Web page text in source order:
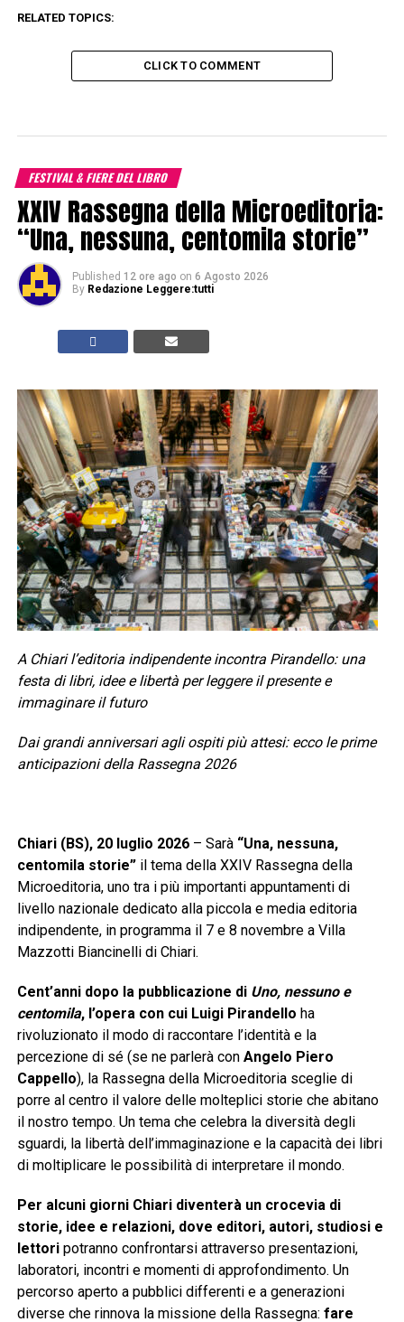
RELATED TOPICS:
CLICK TO COMMENT
FESTIVAL & FIERE DEL LIBRO
XXIV Rassegna della Microeditoria:
“Una, nessuna, centomila storie”
Published 12 ore ago on 6 Agosto 2026
By Redazione Leggere:tutti
A Chiari l’editoria indipendente incontra Pirandello: una
festa di libri, idee e libertà per leggere il presente e
immaginare il futuro
Dai grandi anniversari agli ospiti più attesi: ecco le prime
anticipazioni della Rassegna 2026
Chiari (BS), 20 luglio 2026– Sarà “Una, nessuna,
centomila storie”il tema della XXIV Rassegna della
Microeditoria, uno tra i più importanti appuntamenti di
livello nazionale dedicato alla piccola e media editoria
indipendente, in programma il 7 e 8 novembre a Villa
Mazzotti Biancinelli di Chiari.
Cent’anni dopo la pubblicazione di Uno, nessuno e
centomila, l’opera con cui Luigi Pirandello ha
rivoluzionato il modo di raccontare l’identità e la
percezione di sé (se ne parlerà con Angelo Piero
Cappello), la Rassegna della Microeditoria sceglie di
porre al centro il valore delle molteplici storie che abitano
il nostro tempo. Un tema che celebra la diversità degli
sguardi, la libertà dell’immaginazione e la capacità dei libri
di moltiplicare le possibilità di interpretare il mondo.
Per alcuni giorni Chiari diventerà un crocevia di
storie, idee e relazioni, dove editori, autori, studiosi e
lettori potranno confrontarsi attraverso presentazioni,
laboratori, incontri e momenti di approfondimento. Un
percorso aperto a pubblici differenti e a generazioni
diverse che rinnova la missione della Rassegna: fare